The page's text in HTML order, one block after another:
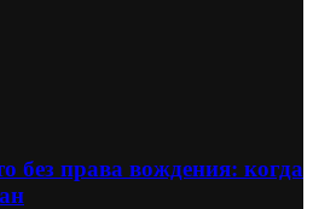
без права вождения: когда